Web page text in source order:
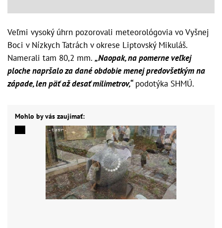
Veľmi vysoký úhrn pozorovali meteorológovia vo Vyšnej
Boci v Nízkych Tatrách v okrese Liptovský Mikuláš.
Namerali tam 80,2 mm. „Naopak, na pomerne veľkej
ploche napršalo za dané obdobie menej predovšetkým na
západe, len päť až desať milimetrov,“podotýka SHMÚ.
Mohlo by vás zaujímať: